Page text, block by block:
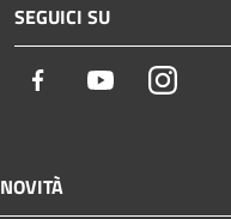
SEGUICI SU
Facebook Youtube
NOVITÀ